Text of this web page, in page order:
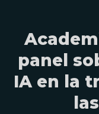
panel
IA en la